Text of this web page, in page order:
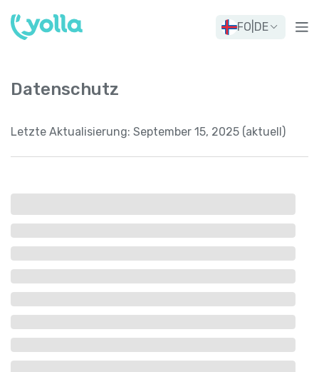
FO DE
Datenschutz
Letzte Aktualisierung: September 15, 2025 (aktuell)